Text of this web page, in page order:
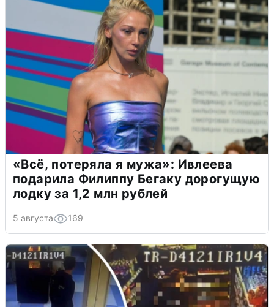
«Всё, потеряла я мужа»: Ивлеева
подарила Филиппу Бегаку дорогущую
лодку за 1,2 млн рублей
5 августа 169